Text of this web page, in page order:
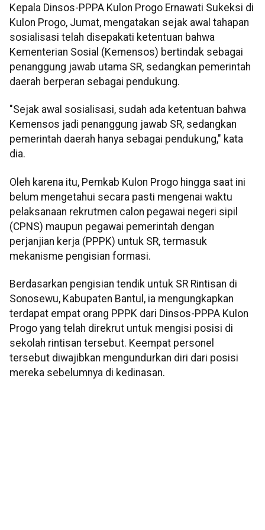
Kepala Dinsos-PPPA Kulon Progo Ernawati Sukeksi di
Kulon Progo, Jumat, mengatakan sejak awal tahapan
sosialisasi telah disepakati ketentuan bahwa
Kementerian Sosial (Kemensos) bertindak sebagai
penanggung jawab utama SR, sedangkan pemerintah
daerah berperan sebagai pendukung.
"Sejak awal sosialisasi, sudah ada ketentuan bahwa
Kemensos jadi penanggung jawab SR, sedangkan
pemerintah daerah hanya sebagai pendukung," kata
dia.
Oleh karena itu, Pemkab Kulon Progo hingga saat ini
belum mengetahui secara pasti mengenai waktu
pelaksanaan rekrutmen calon pegawai negeri sipil
(CPNS) maupun pegawai pemerintah dengan
perjanjian kerja (PPPK) untuk SR, termasuk
mekanisme pengisian formasi.
Berdasarkan pengisian tendik untuk SR Rintisan di
Sonosewu, Kabupaten Bantul, ia mengungkapkan
terdapat empat orang PPPK dari Dinsos-PPPA Kulon
Progo yang telah direkrut untuk mengisi posisi di
sekolah rintisan tersebut. Keempat personel
tersebut diwajibkan mengundurkan diri dari posisi
mereka sebelumnya di kedinasan.